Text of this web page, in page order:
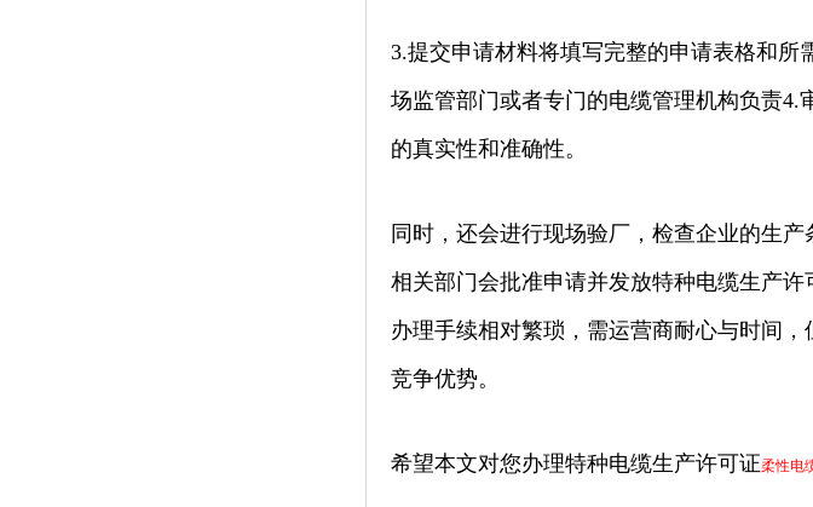
3.提交申请材料将填写完整的申请表格和
场监管部门或者专门的电缆管理机构负责
的真实性和准确性。
同时，还会进行现场验厂，检查企业的生
相关部门会批准申请并发放特种电缆生产
办理手续相对繁琐，需运营商耐心与时间
竞争优势。
希望本文对您办理特种电缆生产许可证柔性电